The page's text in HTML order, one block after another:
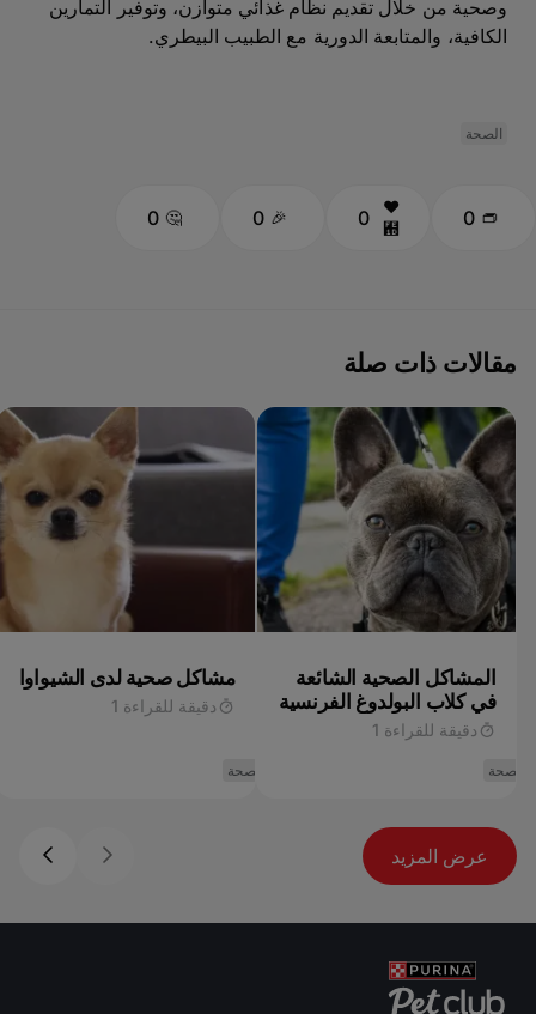
وصحية من خلال تقديم نظام غذائي متوازن، وتوفير التمارين
الكافية، والمتابعة الدورية مع الطبيب البيطري.
الصحة
0
0
0
0
مقالات ذات صلة
المشاكل الصحية الشائعة
في كلاب البولدوغ الفرنسية
دقيقة للقراءة 1
الصحة
مشاكل صحية لدى الشيواوا
دقيقة للقراءة 1
الصحة
عرض المزيد